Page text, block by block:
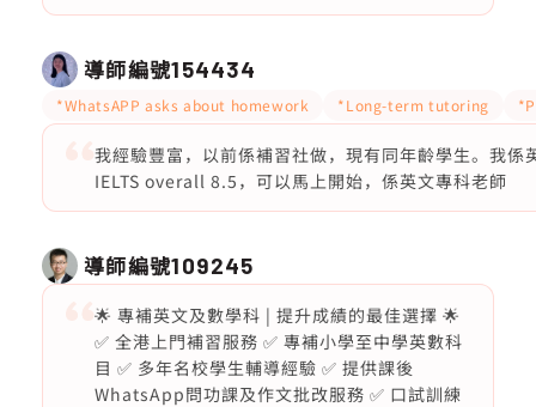
導師編號154434
*WhatsAPP asks about homework *Long-term tutoring
我經驗豐富，以前係補習社做，現有同年齡學生。我
IELTS overall 8.5，可以馬上開始，係英文專科老師
導師編號109245
🌟 專補英文及數學科 | 提升成績的最佳選擇 🌟
✅ 全港上門補習服務 ✅ 專補小學至中學英數科
目 ✅ 多年名校學生輔導經驗 ✅ 提供課後
WhatsApp問功課及作文批改服務 ✅ 口試訓練